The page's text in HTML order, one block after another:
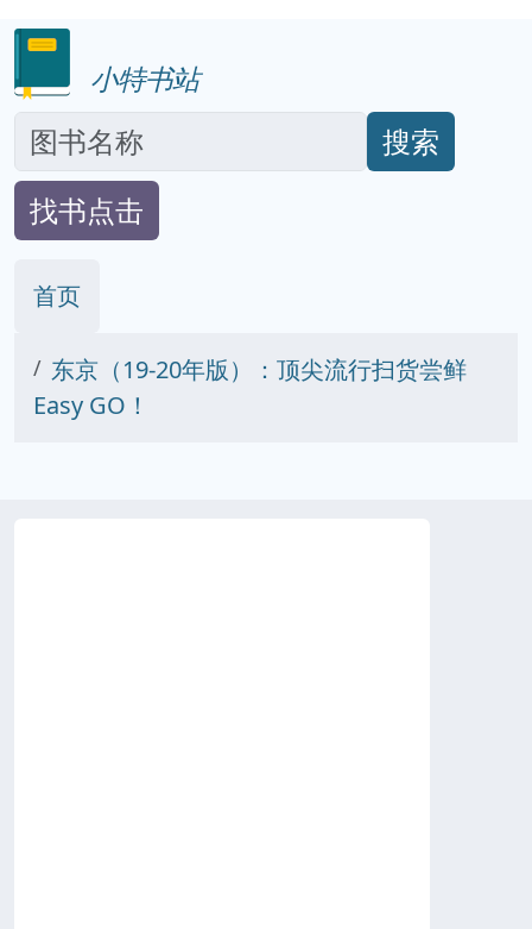
小特书站
搜索
找书点击
首页
东京（19-20年版）：顶尖流行扫货尝鲜
Easy GO！